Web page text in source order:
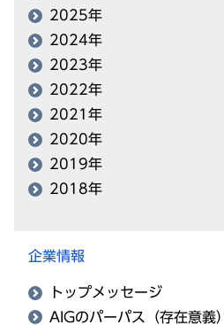
2025年
2024年
2023年
2022年
2021年
2020年
2019年
2018年
企業情報
トップメッセージ
AIGのパーパス（存在意義）